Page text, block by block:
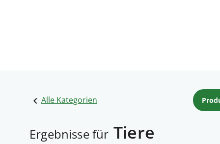
Alle Kategorien
Ergebnisse für Tiere